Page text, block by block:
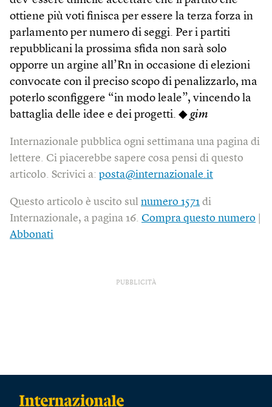
ottiene più voti finisca per essere la terza forza in
parlamento per numero di seggi. Per i partiti
repubblicani la prossima sfida non sarà solo
opporre un argine all’Rn in occasione di elezioni
convocate con il preciso scopo di penalizzarlo, ma
poterlo sconfiggere “in modo leale”, vincendo la
battaglia delle idee e dei progetti. ◆ gim
Internazionale pubblica ogni settimana una pagina di
lettere. Ci piacerebbe sapere cosa pensi di questo
articolo. Scrivici a: posta@internazionale.it
Questo articolo è uscito sul numero 1571 di
Internazionale, a pagina 16. Compra questo numero
Abbonati
PUBBLICITÀ